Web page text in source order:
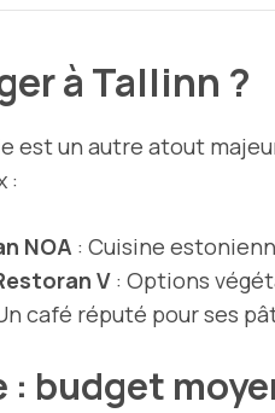
à Tallinn ?
est un autre atout
:
NOA : Cuisine
V : Options
café réputé pour ses
: budget